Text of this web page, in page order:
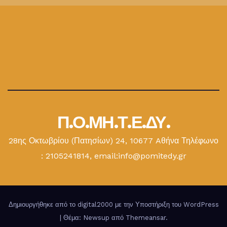
Π.Ο.ΜΗ.Τ.Ε.ΔΥ.
28ης Οκτωβρίου (Πατησίων) 24, 10677 Aθήνα Τηλέφωνο
: 2105241814, email:info@pomitedy.gr
Δημιουργήθηκε από το digital2000 με την Υποστήριξη του WordPress
Θέμα: Newsup από Themeansar.